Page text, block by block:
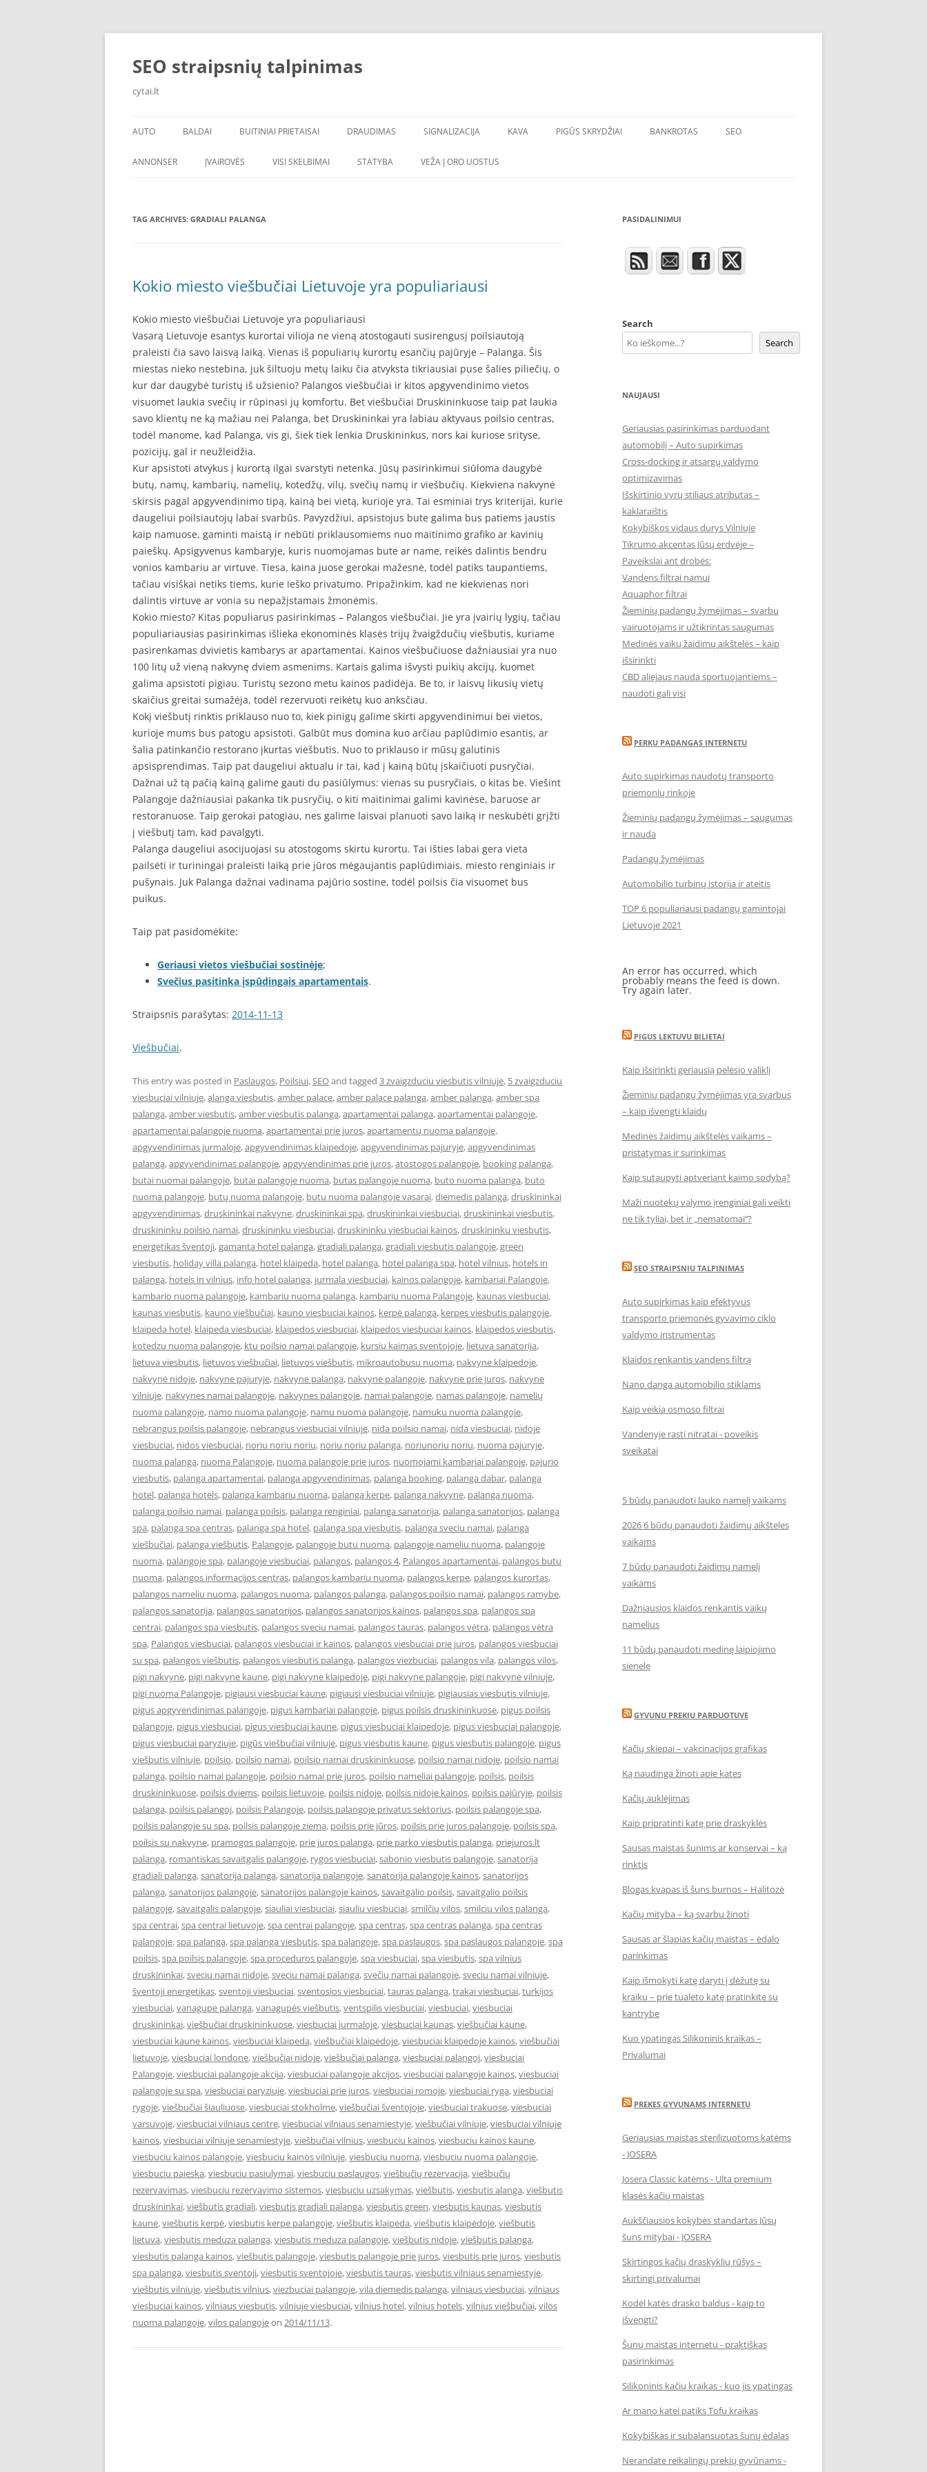
Skip
SEO straipsnių talpinimas
cytai.lt
AUTO
PADANGOS
BALDAI BUITINIAI PRIETAISAI DRAUDIMAS SIGNALIZACIJA KAVA PIGŪS SKRYDŽIAI BANKROTAS SEO
ANNONSER ĮVAIROVĖS VISI SKELBIMAI STATYBA VEŽA Į ORO UOSTUS
TAG ARCHIVES: GRADIALI PALANGA
Kokio miesto viešbučiai Lietuvoje yra populiariausi
Kokio miesto viešbučiai Lietuvoje yra populiariausi
Vasarą Lietuvoje esantys kurortai vilioja ne vieną atostogauti susirengusį poilsiautoją
praleisti čia savo laisvą laiką. Vienas iš populiarių kurortų esančių pajūryje – Palanga. Šis
miestas nieko nestebina, juk šiltuoju metų laiku čia atvyksta tikriausiai puse šalies piliečių, o
kur dar daugybė turistų iš užsienio? Palangos viešbučiai ir kitos apgyvendinimo vietos
visuomet laukia svečių ir rūpinasi jų komfortu. Bet viešbučiai Druskininkuose taip pat laukia
savo klientų ne ką mažiau nei Palanga, bet Druskininkai yra labiau aktyvaus poilsio centras,
todėl manome, kad Palanga, vis gi, šiek tiek lenkia Druskininkus, nors kai kuriose srityse,
pozicijų, gal ir neužleidžia.
Kur apsistoti atvykus į kurortą ilgai svarstyti netenka. Jūsų pasirinkimui siūloma daugybė
butų, namų, kambarių, namelių, kotedžų, vilų, svečių namų ir viešbučių. Kiekviena nakvynė
skirsis pagal apgyvendinimo tipą, kainą bei vietą, kurioje yra. Tai esminiai trys kriterijai, kurie
daugeliui poilsiautojų labai svarbūs. Pavyzdžiui, apsistojus bute galima bus patiems jaustis
kaip namuose, gaminti maistą ir nebūti priklausomiems nuo maitinimo grafiko ar kavinių
paieškų. Apsigyvenus kambaryje, kuris nuomojamas bute ar name, reikės dalintis bendru
vonios kambariu ar virtuve. Tiesa, kaina juose gerokai mažesnė, todėl patiks taupantiems,
tačiau visiškai netiks tiems, kurie ieško privatumo. Pripažinkim, kad ne kiekvienas nori
dalintis virtuve ar vonia su nepažįstamais žmonėmis.
Kokio miesto? Kitas populiarus pasirinkimas – Palangos viešbučiai. Jie yra įvairių lygių, tačiau
populiariausias pasirinkimas išlieka ekonominės klasės trijų žvaigždučių viešbutis, kuriame
pasirenkamas dvivietis kambarys ar apartamentai. Kainos viešbučiuose dažniausiai yra nuo
100 litų už vieną nakvynę dviem asmenims. Kartais galima išvysti puikių akcijų, kuomet
galima apsistoti pigiau. Turistų sezono metu kainos padidėja. Be to, ir laisvų likusių vietų
skaičius greitai sumažėja, todėl rezervuoti reikėtų kuo anksčiau.
Kokį viešbutį rinktis priklauso nuo to, kiek pinigų galime skirti apgyvendinimui bei vietos,
kurioje mums bus patogu apsistoti. Galbūt mus domina kuo arčiau paplūdimio esantis, ar
šalia patinkančio restorano įkurtas viešbutis. Nuo to priklauso ir mūsų galutinis
apsisprendimas. Taip pat daugeliui aktualu ir tai, kad į kainą būtų įskaičiuoti pusryčiai.
Dažnai už tą pačią kainą galime gauti du pasiūlymus: vienas su pusryčiais, o kitas be. Viešint
Palangoje dažniausiai pakanka tik pusryčių, o kiti maitinimai galimi kavinėse, baruose ar
restoranuose. Taip gerokai patogiau, nes galime laisvai planuoti savo laiką ir neskubėti grįžti
į viešbutį tam, kad pavalgyti.
Palanga daugeliui asocijuojasi su atostogoms skirtu kurortu. Tai išties labai gera vieta
pailsėti ir turiningai praleisti laiką prie jūros mėgaujantis paplūdimiais, miesto renginiais ir
pušynais. Juk Palanga dažnai vadinama pajūrio sostine, todėl poilsis čia visuomet bus
puikus.
Taip pat pasidomėkite:
Geriausi vietos viešbučiai sostinėje;
Svečius pasitinka įspūdingais apartamentais.
Straipsnis parašytas: 2014-11-13
Viešbučiai.
This entry was posted in Paslaugos, Poilsiui,SEOand tagged 3 zvaigzduciu viesbutis vilniuje, 5 zvaigzduciu
viesbuciai vilniuje,alanga viesbutis,amber palace,amber palace palanga,amber palanga,amber spa
palanga,amber viesbutis,amber viesbutis palanga,apartamentai palanga,apartamentai palangoje,
apartamentai palangoje nuoma,apartamentai prie juros,apartamentų nuoma palangoje,
apgyvendinimas jurmaloje,apgyvendinimas klaipedoje,apgyvendinimas pajuryje,apgyvendinimas
palanga,apgyvendinimas palangoje,apgyvendinimas prie juros,atostogos palangoje, booking palanga,
butai nuomai palangoje, butai palangoje nuoma, butas palangoje nuoma, buto nuoma palanga, buto
nuoma palangoje, butų nuoma palangoje, butu nuoma palangoje vasarai,diemedis palanga,druskininkai
apgyvendinimas,druskininkai nakvyne,druskininkai spa,druskininkai viesbuciai,druskininkai viesbutis,
druskininku poilsio namai,druskininku viesbuciai,druskininku viesbuciai kainos,druskininku viesbutis,
energetikas šventoji,gamanta hotel palanga,gradiali palanga,gradiali viesbutis palangoje,green
viesbutis, holiday villa palanga, hotel klaipeda, hotel palanga, hotel palanga spa, hotel vilnius, hotels in
palanga, hotels in vilnius, info hotel palanga, jurmala viesbuciai, kainos palangoje, kambariai Palangoje,
kambario nuoma palangoje, kambariu nuoma palanga, kambariu nuoma Palangoje, kaunas viesbuciai,
kaunas viesbutis, kauno viešbučiai, kauno viesbuciai kainos, kerpė palanga, kerpes viesbutis palangoje,
klaipeda hotel, klaipeda viesbuciai, klaipedos viesbuciai, klaipedos viesbuciai kainos, klaipedos viesbutis,
kotedzu nuoma palangoje, ktu poilsio namai palangoje, kursiu kaimas sventojoje, lietuva sanatorija,
lietuva viesbutis, lietuvos viešbučiai, lietuvos viešbutis, mikroautobusu nuoma, nakvyne klaipedoje,
nakvynė nidoje, nakvyne pajuryje, nakvyne palanga, nakvyne palangoje, nakvyne prie juros, nakvyne
vilniuje, nakvynes namai palangoje, nakvynes palangoje, namai palangoje, namas palangoje, namelių
nuoma palangoje, namo nuoma palangoje, namu nuoma palangoje, namuku nuoma palangoje,
nebrangus poilsis palangoje, nebrangus viesbuciai vilniuje, nida poilsio namai, nida viesbuciai, nidoje
viesbuciai, nidos viesbuciai, noriu noriu noriu, noriu noriu palanga, noriunoriu noriu, nuoma pajuryje,
nuoma palanga, nuoma Palangoje, nuoma palangoje prie juros, nuomojami kambariai palangoje, pajurio
viesbutis, palanga apartamentai, palanga apgyvendinimas, palanga booking, palanga dabar, palanga
hotel, palanga hotels, palanga kambariu nuoma, palanga kerpe, palanga nakvyne, palanga nuoma,
palanga poilsio namai, palanga poilsis, palanga renginiai, palanga sanatorija, palanga sanatorijos, palanga
spa, palanga spa centras, palanga spa hotel, palanga spa viesbutis, palanga sveciu namai, palanga
viešbučiai, palanga viešbutis, Palangoje, palangoje butu nuoma, palangoje nameliu nuoma, palangoje
nuoma, palangoje spa, palangoje viesbuciai, palangos, palangos 4, Palangos apartamentai, palangos butu
nuoma, palangos informacijos centras, palangos kambariu nuoma, palangos kerpe, palangos kurortas,
palangos nameliu nuoma, palangos nuoma, palangos palanga, palangos poilsio namai, palangos ramybe,
palangos sanatorija, palangos sanatorijos, palangos sanatorijos kainos, palangos spa, palangos spa
centrai, palangos spa viesbutis, palangos sveciu namai, palangos tauras, palangos vėtra, palangos vėtra
spa, Palangos viesbuciai, palangos viesbuciai ir kainos, palangos viesbuciai prie juros, palangos viesbuciai
su spa, palangos viešbutis, palangos viesbutis palanga, palangos viezbuciai, palangos vila, palangos vilos,
pigi nakvyne, pigi nakvyne kaune, pigi nakvyne klaipedoje, pigi nakvyne palangoje, pigi nakvynė vilniuje,
pigi nuoma Palangoje, pigiausi viesbuciai kaune, pigiausi viesbuciai vilniuje, pigiausias viesbutis vilniuje,
pigus apgyvendinimas palangoje, pigus kambariai palangoje, pigus poilsis druskininkuose, pigus poilsis
palangoje, pigus viesbuciai, pigus viesbuciai kaune, pigus viesbuciai klaipedoje, pigus viesbuciai palangoje,
pigus viesbuciai paryziuje, pigūs viešbučiai vilniuje, pigus viesbutis kaune, pigus viesbutis palangoje, pigus
viešbutis vilniuje, poilsio, poilsio namai, poilsio namai druskininkuose, poilsio namai nidoje, poilsio namai
palanga, poilsio namai palangoje, poilsio namai prie juros, poilsio nameliai palangoje, poilsis, poilsis
druskininkuose, poilsis dviems, poilsis lietuvoje, poilsis nidoje, poilsis nidoje kainos, poilsis pajūryje, poilsis
palanga, poilsis palangoj, poilsis Palangoje, poilsis palangoje privatus sektorius, poilsis palangoje spa,
poilsis palangoje su spa, poilsis palangoje ziema, poilsis prie jūros, poilsis prie juros palangoje, poilsis spa,
poilsis su nakvyne, pramogos palangoje, prie juros palanga, prie parko viesbutis palanga, priejuros.lt
palanga, romantiskas savaitgalis palangoje, rygos viesbuciai,sabonio viesbutis palangoje,sanatorija
gradiali palanga,sanatorija palanga,sanatorija palangoje,sanatorija palangoje kainos,sanatorijos
palanga,sanatorijos palangoje,sanatorijos palangoje kainos,savaitgalio poilsis,savaitgalio poilsis
palangoje,savaitgalis palangoje,siauliai viesbuciai,siauliu viesbuciai,smilčių vilos,smilciu vilos palanga,
spa centrai,spa centrai lietuvoje,spa centrai palangoje,spa centras,spa centras palanga,spa centras
palangoje,spa palanga,spa palanga viesbutis,spa palangoje,spa paslaugos,spa paslaugos palangoje,spa
poilsis,spa poilsis palangoje,spa proceduros palangoje,spa viesbuciai,spa viesbutis,spa vilnius
druskininkai,sveciu namai nidoje,sveciu namai palanga,svečių namai palangoje,sveciu namai vilniuje,
šventoji energetikas,sventoji viesbuciai,sventosios viesbuciai,tauras palanga,trakai viesbuciai,turkijos
viesbuciai,vanagupe palanga,vanagupės viešbutis,ventspilis viesbuciai,viesbuciai,viesbuciai
druskininkai,viešbučiai druskininkuose,viesbuciai jurmaloje,viesbuciai kaunas,viešbučiai kaune,
viesbuciai kaune kainos,viesbuciai klaipeda,viešbučiai klaipėdoje,viesbuciai klaipedoje kainos,viešbučiai
lietuvoje,viesbuciai londone,viešbučiai nidoje,viešbučiai palanga,viesbuciai palangoj,viesbuciai
Palangoje,viesbuciai palangoje akcija,viesbuciai palangoje akcijos,viesbuciai palangoje kainos,viesbuciai
palangoje su spa,viesbuciai paryziuje,viesbuciai prie juros,viesbuciai romoje,viesbuciai ryga,viesbuciai
rygoje,viešbučiai šiauliuose,viesbuciai stokholme,viešbučiai šventojoje,viesbuciai trakuose,viesbuciai
varsuvoje,viesbuciai vilniaus centre,viesbuciai vilniaus senamiestyje,viešbučiai vilniuje,viesbuciai vilniuje
kainos,viesbuciai vilniuje senamiestyje,viešbučiai vilnius,viesbuciu kainos,viesbuciu kainos kaune,
viesbuciu kainos palangoje,viesbuciu kainos vilniuje,viesbuciu nuoma,viesbuciu nuoma palangoje,
viesbuciu paieska,viesbuciu pasiulymai,viesbuciu paslaugos,viešbučių rezervacija,viešbučių
rezervavimas,viesbuciu rezervavimo sistemos,viesbuciu uzsakymas,viešbutis,viesbutis alanga,viešbutis
druskininkai,viešbutis gradiali,viesbutis gradiali palanga,viesbutis green,viesbutis kaunas,viesbutis
kaune,viešbutis kerpė,viesbutis kerpe palangoje,viešbutis klaipėda,viešbutis klaipėdoje,viešbutis
lietuva,viesbutis meduza palanga,viesbutis meduza palangoje,viešbutis nidoje,viešbutis palanga,
viesbutis palanga kainos,viešbutis palangoje,viesbutis palangoje prie juros,viesbutis prie juros,viesbutis
spa palanga,viesbutis sventoji,viesbutis sventojoje,viesbutis tauras,viesbutis vilniaus senamiestyje,
viešbutis vilniuje,viešbutis vilnius,viezbuciai palangoje,vila diemedis palanga,vilniaus viesbuciai,vilniaus
viesbuciai kainos,vilniaus viesbutis,vilniuje viesbuciai,vilnius hotel,vilnius hotels,vilnius viešbučiai,vilos
nuoma palangoje,vilos palangojeon 2014/11/13.
PASIDALINIMUI
Search
Search
NAUJAUSI
Geriausias pasirinkimas parduodant
automobilį – Auto supirkimas
Cross-docking ir atsargų valdymo
optimizavimas
Išskirtinio vyrų stiliaus atributas –
kaklaraištis
Kokybiškos vidaus durys Vilniuje
Tikrumo akcentas Jūsų erdvėje –
Paveikslai ant drobės:
Vandens filtrai namui
Aquaphor filtrai
Žieminių padangų žymėjimas – svarbu
vairuotojams ir užtikrintas saugumas
Medinės vaikų žaidimų aikštelės – kaip
išsirinkti
CBD aliejaus nauda sportuojantiems –
naudoti gali visi
PERKU PADANGAS INTERNETU
Auto supirkimas naudotų transporto
priemonių rinkoje
Žieminių padangų žymėjimas – saugumas
ir nauda
Padangų žymėjimas
Automobilio turbinų istorija ir ateitis
TOP 6 populiariausi padangų gamintojai
Lietuvoje 2021
An error has occurred, which
probably means the feed is down.
Try again later.
PIGUS LEKTUVU BILIETAI
Kaip išsirinkti geriausią pelėsio valiklį
Žieminių padangų žymėjimas yra svarbus
– kaip išvengti klaidų
Medinės žaidimų aikštelės vaikams –
pristatymas ir surinkimas
Kaip sutaupyti aptveriant kaimo sodybą?
Maži nuotekų valymo įrenginiai gali veikti
ne tik tyliai, bet ir „nematomai‘‘?
SEO STRAIPSNIU TALPINIMAS
Auto supirkimas kaip efektyvus
transporto priemonės gyvavimo ciklo
valdymo instrumentas
Klaidos renkantis vandens filtrą
Nano danga automobilio stiklams
Kaip veikia osmoso filtrai
Vandenyje rasti nitratai - poveikis
sveikatai
5 būdų panaudoti lauko namelį vaikams
2026 6 būdų panaudoti žaidimų aikšteles
vaikams
7 būdų panaudoti žaidimų namelį
vaikams
Dažniausios klaidos renkantis vaikų
namelius
11 būdų panaudoti medinę laipiojimo
sienelę
GYVUNU PREKIU PARDUOTUVE
Kačių skiepai – vakcinacijos grafikas
Ką naudinga žinoti apie kates
Kačių auklėjimas
Kaip pripratinti katę prie draskyklės
Sausas maistas šunims ar konservai – ką
rinktis
Blogas kvapas iš šuns burnos – Halitozė
Kačių mityba – ką svarbu žinoti
Sausas ar šlapias kačių maistas – ėdalo
parinkimas
Kaip išmokyti katę daryti į dėžutę su
kraiku – prie tualeto katę pratinkite su
kantrybe
Kuo ypatingas Silikoninis kraikas –
Privalumai
PREKES GYVUNAMS INTERNETU
Geriausias maistas sterilizuotoms katėms
- JOSERA
Josera Classic katėms - Ulta premium
klasės kačių maistas
Aukščiausios kokybės standartas Jūsų
šuns mitybai - JOSERA
Skirtingos kačių draskyklių rūšys –
skirtingi privalumai
Kodėl katės drasko baldus - kaip to
išvengti?
Šunų maistas internetu - praktiškas
pasirinkimas
Silikoninis kačių kraikas - kuo jis ypatingas
Ar mano katei patiks Tofu kraikas
Kokybiškas ir subalansuotas šunų ėdalas
Nerandate reikalingų prekių gyvūnams -